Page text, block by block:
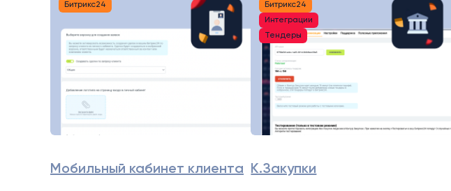
Битрикс24
Мобильный кабинет клиента
Битрикс24
Интеграции
Тендеры
К.Закупки